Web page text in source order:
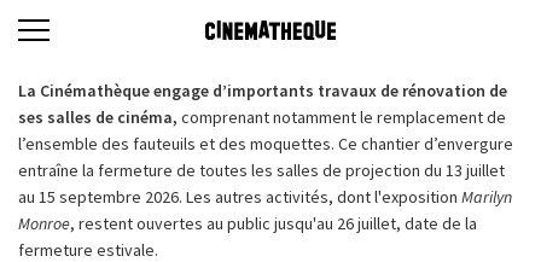
La Cinémathèque engage d’importants travaux de rénovation de
ses salles de cinéma, comprenant notamment le remplacement de
l’ensemble des fauteuils et des moquettes. Ce chantier d’envergure
entraîne la fermeture de toutes les salles de projection du 13 juillet
au 15 septembre 2026. Les autres activités, dont l'exposition Marilyn
Monroe, restent ouvertes au public jusqu'au 26 juillet, date de la
fermeture estivale.